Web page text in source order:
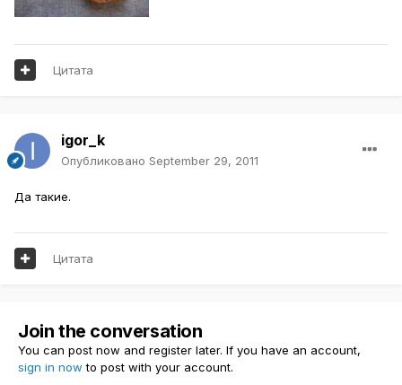
Цитата
igor_k
Опубликовано September 29, 2011
Да такие.
Цитата
Join the conversation
You can post now and register later. If you have an account,
sign in now to post with your account.